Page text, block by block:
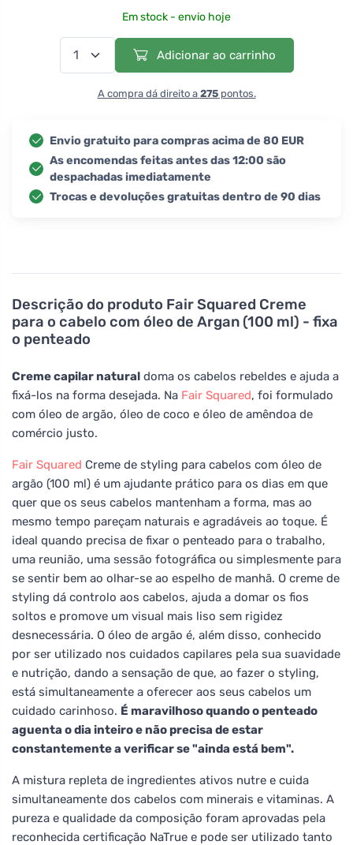
Descrição do produto Fair Squared Creme
para o cabelo com óleo de Argan (100 ml) - fixa
o penteado
Creme capilar natural doma os cabelos rebeldes e ajuda a
fixá-los na forma desejada. Na Fair Squared, foi formulado
com óleo de argão, óleo de coco e óleo de amêndoa de
comércio justo.
Fair Squared Creme de styling para cabelos com óleo de
argão (100 ml) é um ajudante prático para os dias em que
quer que os seus cabelos mantenham a forma, mas ao
mesmo tempo pareçam naturais e agradáveis ao toque. É
ideal quando precisa de fixar o penteado para o trabalho,
uma reunião, uma sessão fotográfica ou simplesmente para
se sentir bem ao olhar-se ao espelho de manhã. O creme de
styling dá controlo aos cabelos, ajuda a domar os fios
soltos e promove um visual mais liso sem rigidez
desnecessária. O óleo de argão é, além disso, conhecido
por ser utilizado nos cuidados capilares pela sua suavidade
e nutrição, dando a sensação de que, ao fazer o styling,
está simultaneamente a oferecer aos seus cabelos um
cuidado carinhoso. É maravilhoso quando o penteado
aguenta o dia inteiro e não precisa de estar
constantemente a verificar se "ainda está bem".
A mistura repleta de ingredientes ativos nutre e cuida
simultaneamente dos cabelos com minerais e vitaminas. A
pureza e qualidade da composição foram aprovadas pela
reconhecida certificação NaTrue e pode ser utilizado tanto
Em stock - envio hoje
Adicionar ao carrinho
A compra dá direito a 275pontos.
Envio gratuito para compras acima de 80 EUR
As encomendas feitas antes das 12:00 são
despachadas imediatamente
Trocas e devoluções gratuitas dentro de 90 dias